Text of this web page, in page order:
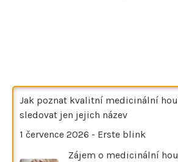
Jak poznat kvalitní medicinální
sledovat jen jejich název
1 července 2026 - Erste blink
Zájem o medicinální